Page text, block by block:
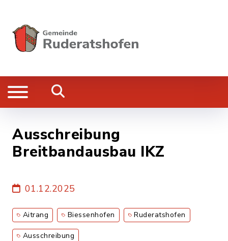
Ausschreibung
Breitbandausbau IKZ
01.12.2025
Aitrang Biessenhofen Ruderatshofen
Ausschreibung